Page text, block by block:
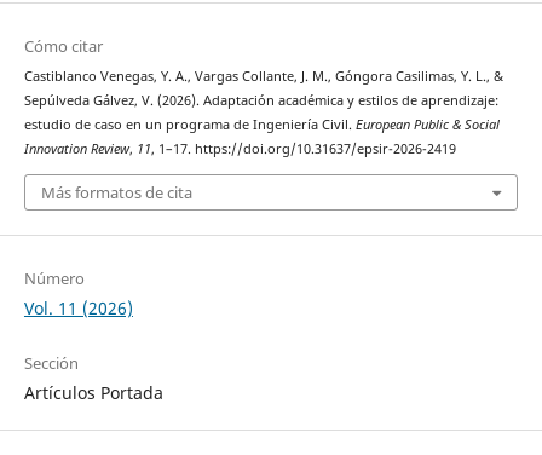
Cómo citar
Castiblanco Venegas, Y. A., Vargas Collante, J. M., Góngora Casilimas, Y. L., &
Sepúlveda Gálvez, V. (2026). Adaptación académica y estilos de aprendizaje:
estudio de caso en un programa de Ingeniería Civil. European Public & Social
Innovation Review, 11, 1–17. https://doi.org/10.31637/epsir-2026-2419
Más formatos de cita
Número
Vol. 11 (2026)
Sección
Artículos Portada